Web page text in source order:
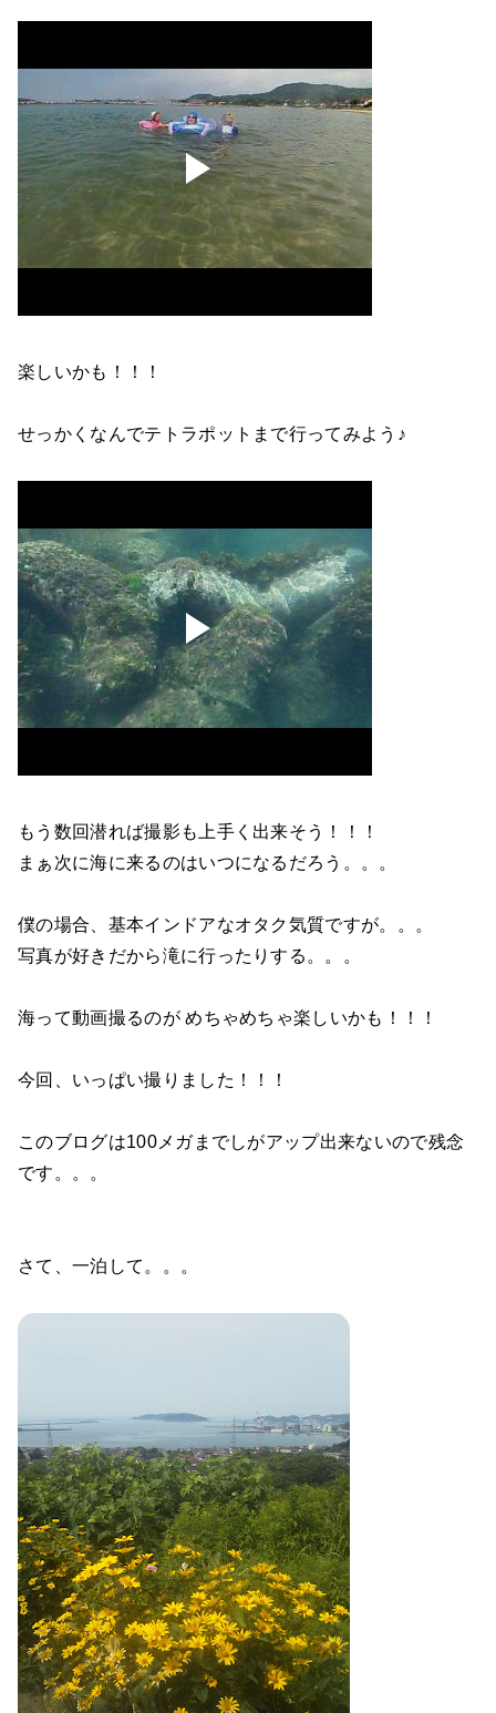
楽しいかも！！！
せっかくなんでテトラポットまで行ってみよう♪
もう数回潜れば撮影も上手く出来そう！！！
まぁ次に海に来るのはいつになるだろう。。。
僕の場合、基本インドアなオタク気質ですが。。。
写真が好きだから滝に行ったりする。。。
海って動画撮るのが めちゃめちゃ楽しいかも！！！
今回、いっぱい撮りました！！！
このブログは100メガまでしがアップ出来ないので残念
です。。。
さて、一泊して。。。